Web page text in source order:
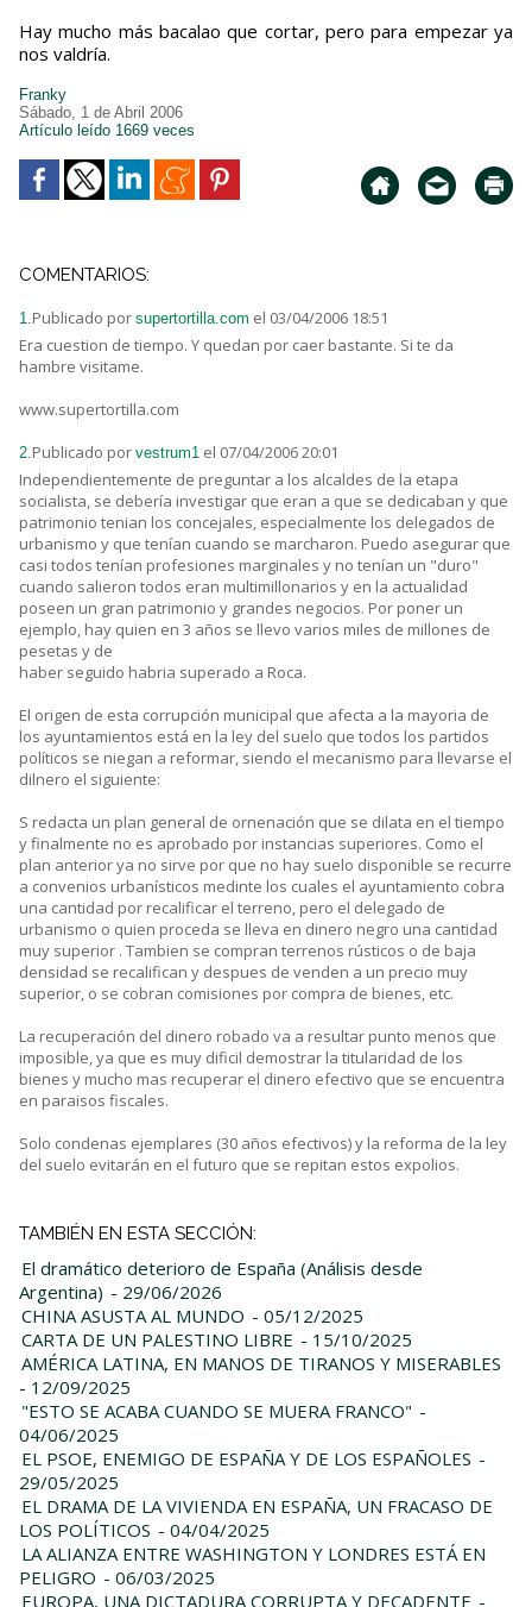
Hay mucho más bacalao que cortar, pero para empezar ya
nos valdría.
Franky
Sábado, 1 de Abril 2006
Artículo leído 1669 veces
COMENTARIOS:
1.Publicado por supertortilla.com el 03/04/2006 18:51
Era cuestion de tiempo. Y quedan por caer bastante. Si te da
hambre visitame.
www.supertortilla.com
2.Publicado por vestrum1 el 07/04/2006 20:01
Independientemente de preguntar a los alcaldes de la etapa
socialista, se debería investigar que eran a que se dedicaban y que
patrimonio tenian los concejales, especialmente los delegados de
urbanismo y que tenían cuando se marcharon. Puedo asegurar que
casi todos tenían profesiones marginales y no tenían un "duro"
cuando salieron todos eran multimillonarios y en la actualidad
poseen un gran patrimonio y grandes negocios. Por poner un
ejemplo, hay quien en 3 años se llevo varios miles de millones de
pesetas y de
haber seguido habria superado a Roca.
El origen de esta corrupción municipal que afecta a la mayoria de
los ayuntamientos está en la ley del suelo que todos los partidos
políticos se niegan a reformar, siendo el mecanismo para llevarse el
dilnero el siguiente:
S redacta un plan general de ornenación que se dilata en el tiempo
y finalmente no es aprobado por instancias superiores. Como el
plan anterior ya no sirve por que no hay suelo disponible se recurre
a convenios urbanísticos medinte los cuales el ayuntamiento cobra
una cantidad por recalificar el terreno, pero el delegado de
urbanismo o quien proceda se lleva en dinero negro una cantidad
muy superior . Tambien se compran terrenos rústicos o de baja
densidad se recalifican y despues de venden a un precio muy
superior, o se cobran comisiones por compra de bienes, etc.
La recuperación del dinero robado va a resultar punto menos que
imposible, ya que es muy dificil demostrar la titularidad de los
bienes y mucho mas recuperar el dinero efectivo que se encuentra
en paraisos fiscales.
Solo condenas ejemplares (30 años efectivos) y la reforma de la ley
del suelo evitarán en el futuro que se repitan estos expolios.
TAMBIÉN EN ESTA SECCIÓN:
El dramático deterioro de España (Análisis desde
Argentina) - 29/06/2026
CHINA ASUSTA AL MUNDO - 05/12/2025
CARTA DE UN PALESTINO LIBRE - 15/10/2025
AMÉRICA LATINA, EN MANOS DE TIRANOS Y MISERABLES
- 12/09/2025
"ESTO SE ACABA CUANDO SE MUERA FRANCO" -
04/06/2025
EL PSOE, ENEMIGO DE ESPAÑA Y DE LOS ESPAÑOLES -
29/05/2025
EL DRAMA DE LA VIVIENDA EN ESPAÑA, UN FRACASO DE
LOS POLÍTICOS - 04/04/2025
LA ALIANZA ENTRE WASHINGTON Y LONDRES ESTÁ EN
PELIGRO - 06/03/2025
EUROPA, UNA DICTADURA CORRUPTA Y DECADENTE -